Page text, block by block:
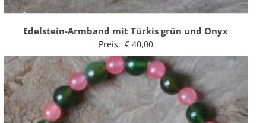
Edelstein-Armband mit Türkis grün und Onyx
Preis: €40,00